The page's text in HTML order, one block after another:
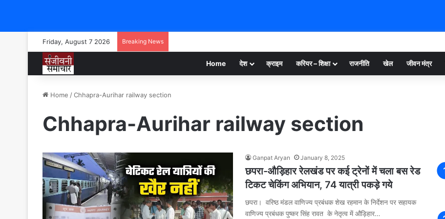
Friday, August 7 2026 Breaking News
Home देश क्राइम करियर – शिक्षा राजनीति खेल जीवन मंत्र
Home /Chhapra-Aurihar railway section
Chhapra-Aurihar railway section
Ganpat Aryan January 8, 2025
छपरा-औड़िहार रेलखंड पर कई ट्रेनों में चला बस रेड
टिकट चेकिंग अभियान, 74 यात्री पकड़े गये
छपरा। वरिष्ठ मंडल वाणिज्य प्रबंधक शेख रहमान के निर्देशन पर सहायक
वाणिज्य प्रबंधक पुष्कर सिंह रावत के नेतृत्व में औड़िहार…